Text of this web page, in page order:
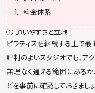
料金体系
① 通いやすさと立地
ピラティスを継続する上で
評判のよいスタジオでも、ア
無理なく通える範囲にある
どを事前に確認しておきましょ